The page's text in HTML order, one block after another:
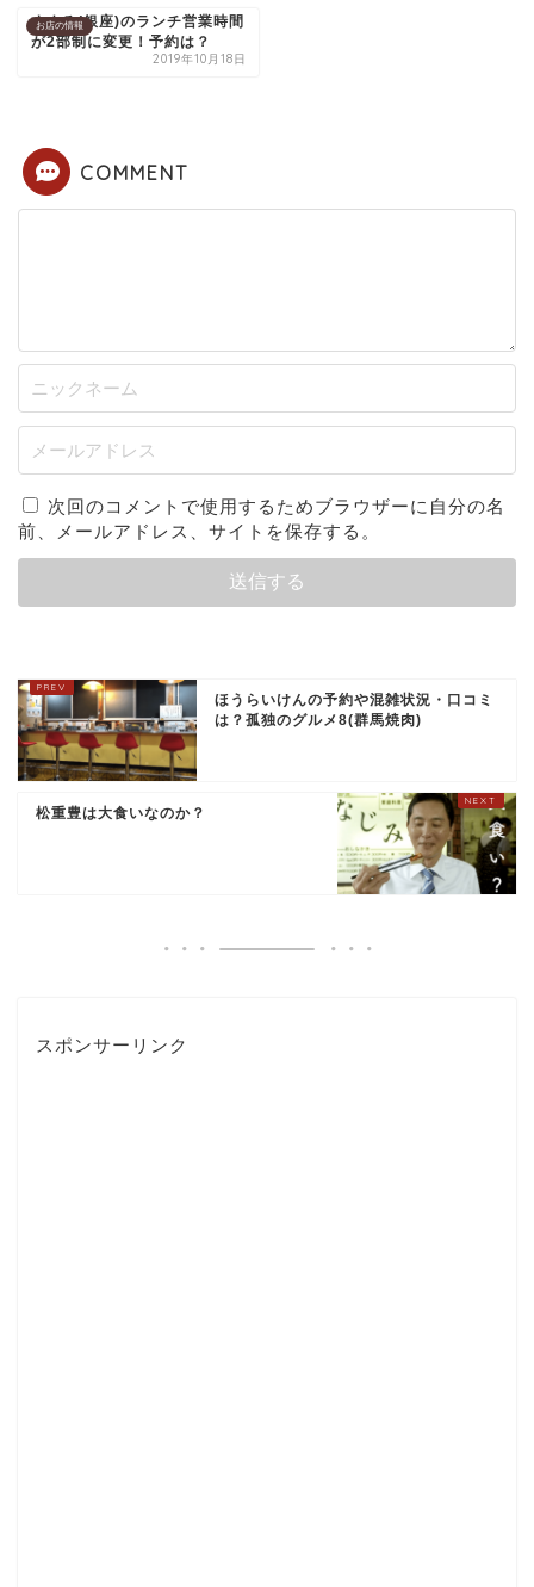
お店の情報
すまろ(銀座)のランチ営業時間
が2部制に変更！予約は？
2019年10月18日
COMMENT
次回のコメントで使用するためブラウザーに自分の名
前、メールアドレス、サイトを保存する。
ほうらいけんの予約や混雑状況・口コミ
は？孤独のグルメ8(群馬焼肉)
松重豊は大食いなのか？
スポンサーリンク